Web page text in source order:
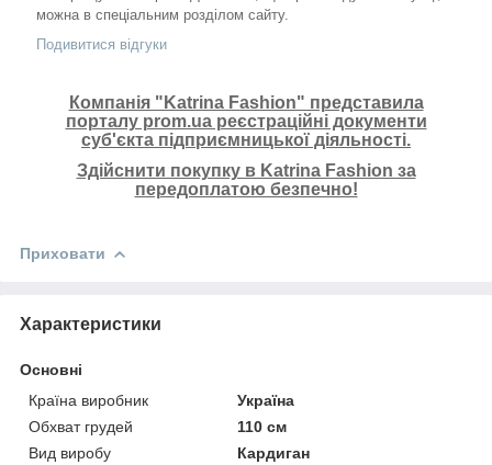
можна в спеціальним розділом сайту.
Подивитися відгуки
Компанія "Katrina Fashion" представила
порталу prom.ua реєстраційні документи
суб'єкта підприємницької діяльності.
Здійснити покупку в Katrina Fashion за
передоплатою безпечно!
Приховати
Характеристики
Основні
Країна виробник
Україна
Обхват грудей
110 см
Вид виробу
Кардиган